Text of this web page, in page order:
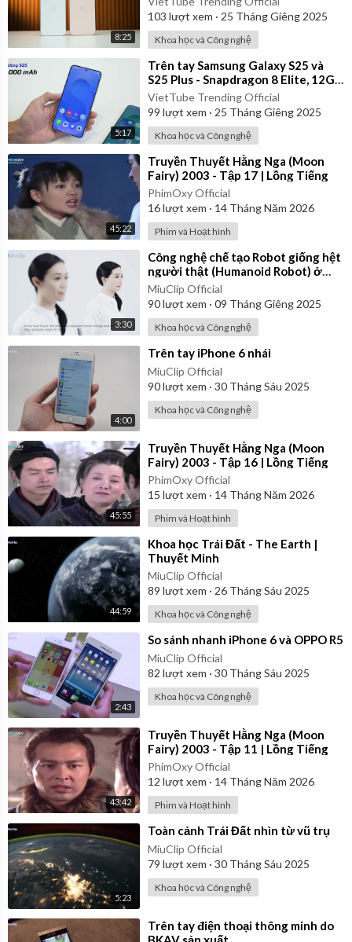
8:25
103 lượt xem · 25 Tháng Giêng 2025
Khoa học và Công nghệ
5:17
⁣Trên tay Samsung Galaxy S25 và
S25 Plus - Snapdragon 8 Elite, 12GB
RAM, thiết kế nhẹ hơn
VietTube Trending Official
99 lượt xem · 25 Tháng Giêng 2025
Khoa học và Công nghệ
45:22
⁣Truyền Thuyết Hằng Nga (Moon
Fairy) 2003 - Tập 17 | Lồng Tiếng
PhimOxy Official
16lượt xem · 14 Tháng Năm 2026
Phim và Hoạt hình
3:30
⁣Công nghệ chế tạo Robot giống hệt
người thật (Humanoid Robot) ở
Nhật Bản năm 2014
MiuClip Official
90lượt xem · 09 Tháng Giêng 2025
Khoa học và Công nghệ
4:00
⁣Trên tay iPhone 6 nhái
MiuClip Official
90lượt xem · 30 Tháng Sáu 2025
Khoa học và Công nghệ
45:55
⁣Truyền Thuyết Hằng Nga (Moon
Fairy) 2003 - Tập 16 | Lồng Tiếng
PhimOxy Official
15 lượt xem · 14 Tháng Năm 2026
Phim và Hoạt hình
44:59
⁣Khoa học Trái Đất - The Earth |
Thuyết Minh
MiuClip Official
89 lượt xem · 26 Tháng Sáu 2025
Khoa học và Công nghệ
2:43
⁣So sánh nhanh iPhone 6 và OPPO R5
MiuClip Official
82 lượt xem · 30 Tháng Sáu 2025
Khoa học và Công nghệ
43:42
⁣Truyền Thuyết Hằng Nga (Moon
Fairy) 2003 - Tập 11 | Lồng Tiếng
PhimOxy Official
12 lượt xem · 14 Tháng Năm 2026
Phim và Hoạt hình
5:23
⁣Toàn cảnh Trái Đất nhìn từ vũ trụ
MiuClip Official
79 lượt xem · 30 Tháng Sáu 2025
Khoa học và Công nghệ
⁣Trên tay điện thoại thông minh do